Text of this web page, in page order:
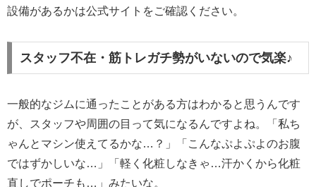
設備があるかは公式サイトをご確認ください。
スタッフ不在・筋トレガチ勢がいないので気楽♪
一般的なジムに通ったことがある方はわかると思うんです
が、スタッフや周囲の目って気になるんですよね。「私ち
ゃんとマシン使えてるかな…？」「こんなぷよぷよのお腹
ではずかしいな…」「軽く化粧しなきゃ…汗かくから化粧
直しでポーチも…」みたいな。